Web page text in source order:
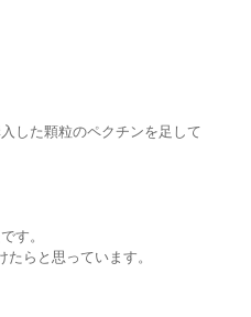
した顆粒のペクチンを足して
す。
らと思っています。